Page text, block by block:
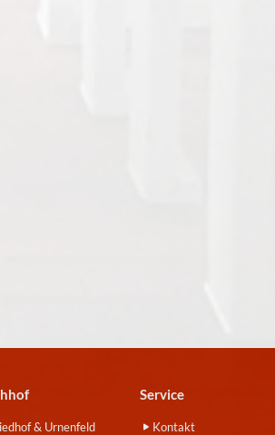
& Urnenfeld
Service
Kontakt